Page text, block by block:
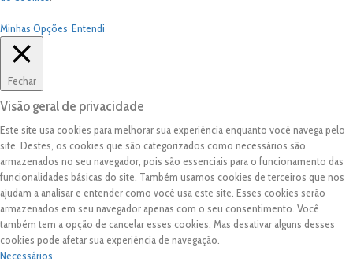
Minhas Opções Entendi
Fechar
Visão geral de privacidade
Este site usa cookies para melhorar sua experiência enquanto você navega pelo
site. Destes, os cookies que são categorizados como necessários são
armazenados no seu navegador, pois são essenciais para o funcionamento das
funcionalidades básicas do site. Também usamos cookies de terceiros que nos
ajudam a analisar e entender como você usa este site. Esses cookies serão
armazenados em seu navegador apenas com o seu consentimento. Você
também tem a opção de cancelar esses cookies. Mas desativar alguns desses
cookies pode afetar sua experiência de navegação.
Necessários